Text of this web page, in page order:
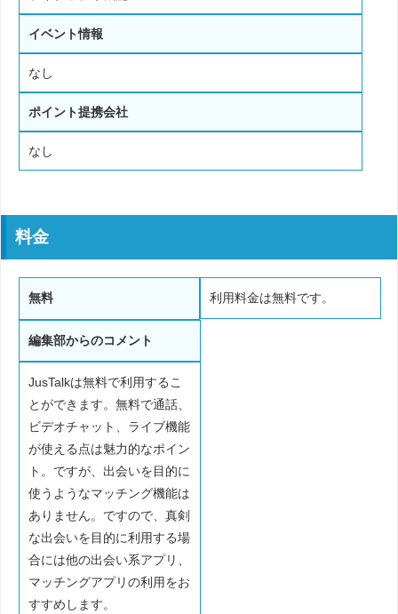
イベント情報
なし
ポイント提携会社
なし
料金
無料 利用料金は無料です。
編集部からのコメント
JusTalkは無料で利用するこ
とができます。無料で通話、
ビデオチャット、ライブ機能
が使える点は魅力的なポイン
ト。ですが、出会いを目的に
使うようなマッチング機能は
ありません。ですので、真剣
な出会いを目的に利用する場
合には他の出会い系アプリ、
マッチングアプリの利用をお
すすめします。